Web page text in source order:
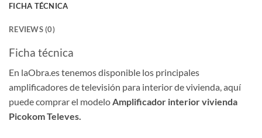
FICHA TÉCNICA
REVIEWS (0)
Ficha técnica
En laObra.es tenemos disponible los principales
amplificadores de televisión para interior de vivienda, aquí
puede comprar el modeloAmplificador interior vivienda
Picokom Televes.